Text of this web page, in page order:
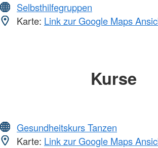
Selbsthilfegruppen
Karte: Link zur Google Maps
Kurse
Gesundheitskurs Tanzen
Karte: Link zur Google Maps